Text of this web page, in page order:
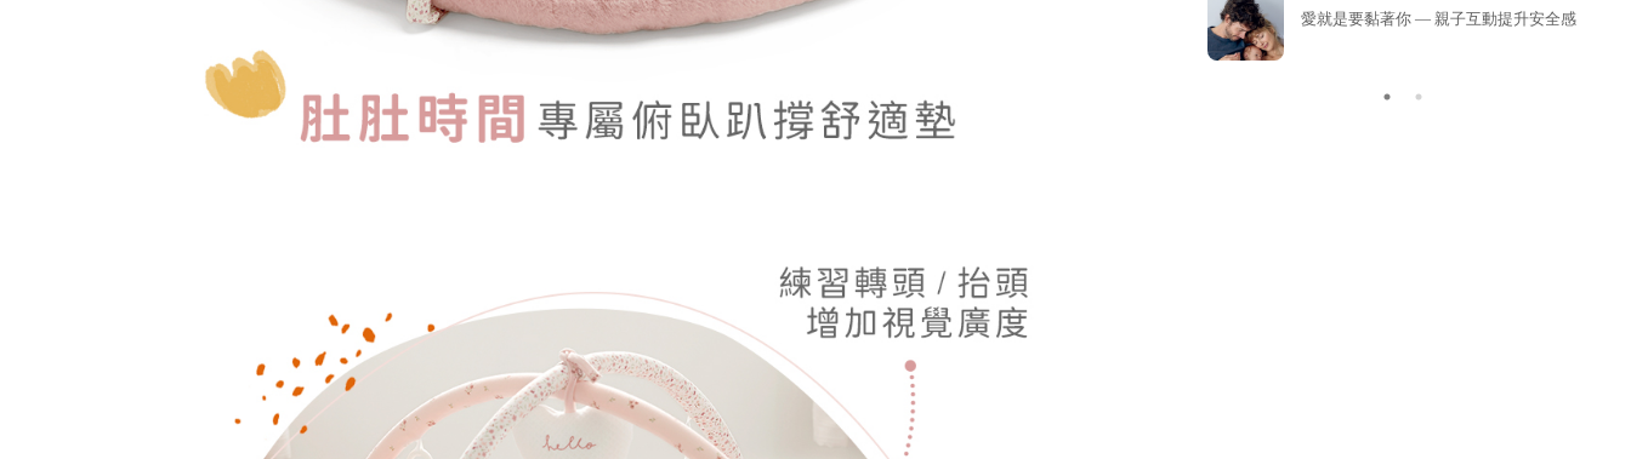
愛就是要黏著你 — 親子互動提升安全感